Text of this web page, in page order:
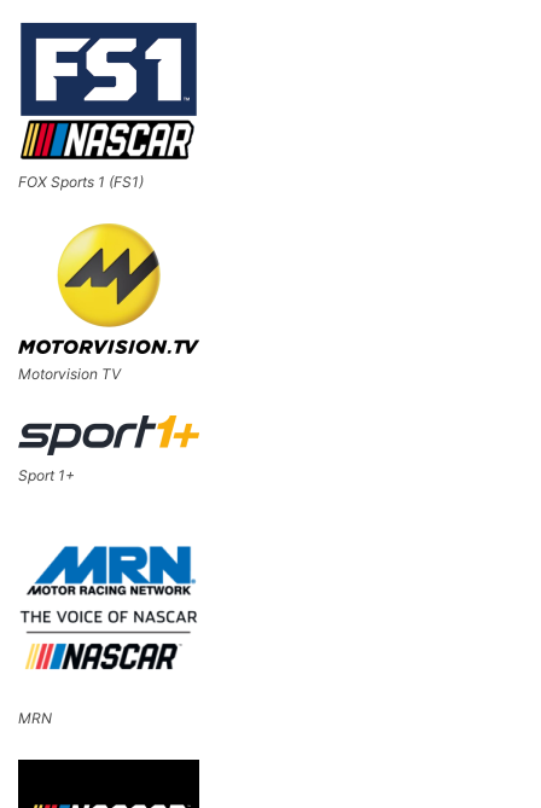
FOX Sports 1 (FS1)
Motorvision TV
Sport 1+
MRN